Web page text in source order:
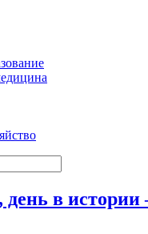
день в истории